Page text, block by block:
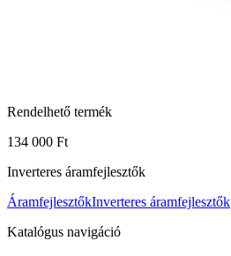
Rendelhető termék
134 000 Ft
Inverteres áramfejlesztők
ÁramfejlesztőkInverteres áramfejlesztők
Katalógus navigáció